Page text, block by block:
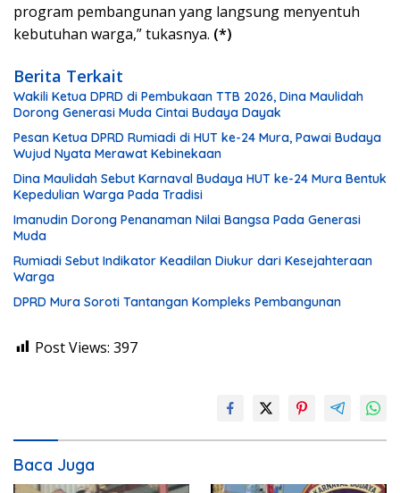
program pembangunan yang langsung menyentuh
kebutuhan warga,” tukasnya. (*)
Berita Terkait
Wakili Ketua DPRD di Pembukaan TTB 2026, Dina Maulidah
Dorong Generasi Muda Cintai Budaya Dayak
Pesan Ketua DPRD Rumiadi di HUT ke-24 Mura, Pawai Budaya
Wujud Nyata Merawat Kebinekaan
Dina Maulidah Sebut Karnaval Budaya HUT ke-24 Mura Bentuk
Kepedulian Warga Pada Tradisi
Imanudin Dorong Penanaman Nilai Bangsa Pada Generasi
Muda
Rumiadi Sebut Indikator Keadilan Diukur dari Kesejahteraan
Warga
DPRD Mura Soroti Tantangan Kompleks Pembangunan
Post Views: 397
Baca Juga